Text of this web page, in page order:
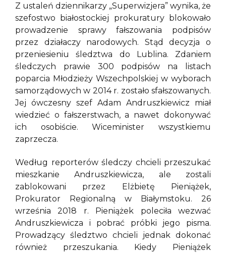
Z ustaleń dziennikarzy „Superwizjera” wynika, że
szefostwo białostockiej prokuratury blokowało
prowadzenie sprawy fałszowania podpisów
przez działaczy narodowych. Stąd decyzja o
przeniesieniu śledztwa do Lublina. Zdaniem
śledczych prawie 300 podpisów na listach
poparcia Młodzieży Wszechpolskiej w wyborach
samorządowych w 2014 r. zostało sfałszowanych.
Jej ówczesny szef Adam Andruszkiewicz miał
wiedzieć o fałszerstwach, a nawet dokonywać
ich osobiście. Wiceminister wszystkiemu
zaprzecza.
Według reporterów śledczy chcieli przeszukać
mieszkanie Andruszkiewicza, ale zostali
zablokowani przez Elżbietę Pieniążek,
Prokurator Regionalną w Białymstoku. 26
września 2018 r. Pieniążek poleciła wezwać
Andruszkiewicza i pobrać próbki jego pisma.
Prowadzący śledztwo chcieli jednak dokonać
również przeszukania. Kiedy Pieniążek